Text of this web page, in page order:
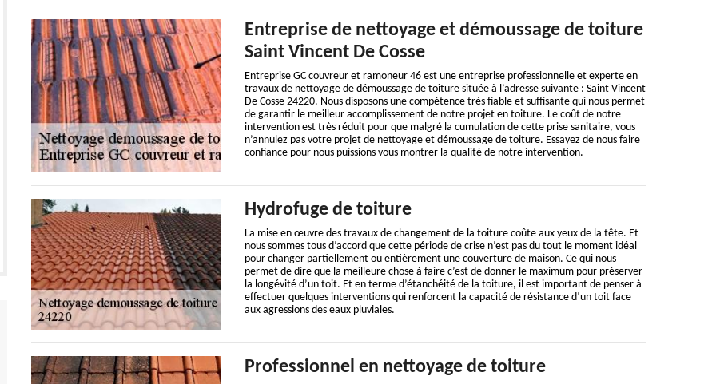
Entreprise de nettoyage et démoussage de toiture
Saint Vincent De Cosse
Entreprise GC couvreur et ramoneur 46 est une entreprise professionnelle et experte en
travaux de nettoyage de démoussage de toiture située à l’adresse suivante : Saint Vincent
De Cosse 24220. Nous disposons une compétence très fiable et suffisante qui nous permet
de garantir le meilleur accomplissement de notre projet en toiture. Le coût de notre
intervention est très réduit pour que malgré la cumulation de cette prise sanitaire, vous
n’annulez pas votre projet de nettoyage et démoussage de toiture. Essayez de nous faire
confiance pour nous puissions vous montrer la qualité de notre intervention.
Hydrofuge de toiture
La mise en œuvre des travaux de changement de la toiture coûte aux yeux de la tête. Et
nous sommes tous d’accord que cette période de crise n’est pas du tout le moment idéal
pour changer partiellement ou entièrement une couverture de maison. Ce qui nous
permet de dire que la meilleure chose à faire c’est de donner le maximum pour préserver
la longévité d’un toit. Et en terme d’étanchéité de la toiture, il est important de penser à
effectuer quelques interventions qui renforcent la capacité de résistance d’un toit face
aux agressions des eaux pluviales.
Professionnel en nettoyage de toiture